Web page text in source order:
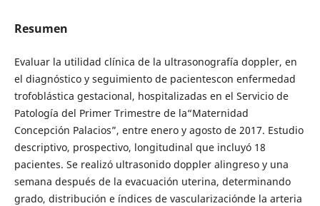
Resumen
Evaluar la utilidad clínica de la ultrasonografía doppler, en
el diagnóstico y seguimiento de pacientescon enfermedad
trofoblástica gestacional, hospitalizadas en el Servicio de
Patología del Primer Trimestre de la“Maternidad
Concepción Palacios”, entre enero y agosto de 2017. Estudio
descriptivo, prospectivo, longitudinal que incluyó 18
pacientes. Se realizó ultrasonido doppler alingreso y una
semana después de la evacuación uterina, determinando
grado, distribución e índices de vascularizaciónde la arteria